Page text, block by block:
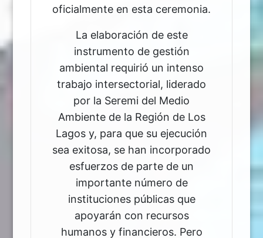
oficialmente en esta ceremonia.
La elaboración de este
instrumento de gestión
ambiental requirió un intenso
trabajo intersectorial, liderado
por la Seremi del Medio
Ambiente de la Región de Los
Lagos y, para que su ejecución
sea exitosa, se han incorporado
esfuerzos de parte de un
importante número de
instituciones públicas que
apoyarán con recursos
humanos y financieros. Pero